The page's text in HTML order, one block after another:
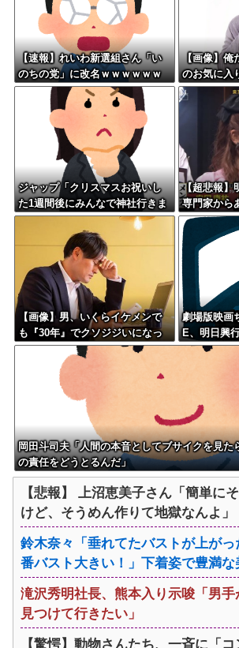
【速報】れいわ新選組さん「い
のちの党」に改名ｗｗｗｗｗｗ
ｗｗ
【画像】俺
のお気に入
です←コレ
w w w w w
ジャップ「クリスマスお祝いし
た1週間後にみんなで神社行きま
す」←これ
【超悲報】
専門家から
言を告げら
【画像】男、いくらイケメンで
も『30年』でクソジジいになっ
てしまう
劇場版映画
E、明日興
実にｗｗｗ
岡田斗司夫「人間の本音としてブサイクを見た
の責任をどうとるんだ」
【悲報】 上沼恵美子さん「簡単に
けど、そうめん作りて地獄なんよ」
鈴木奈々「垂れてたバストが上が
番バスト大きい！」下着姿で豊満
滝沢秀明社長、熊本入り示唆「男
見つけて行きたい」
【驚愕】動物さんたち、一斉に「